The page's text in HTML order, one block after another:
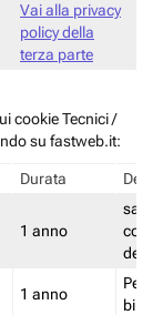
Vai alla privacy
policy della
terza parte
cookie Tecnici /
su fastweb.it:
Durata
1 anno
salva
dei
1 anno